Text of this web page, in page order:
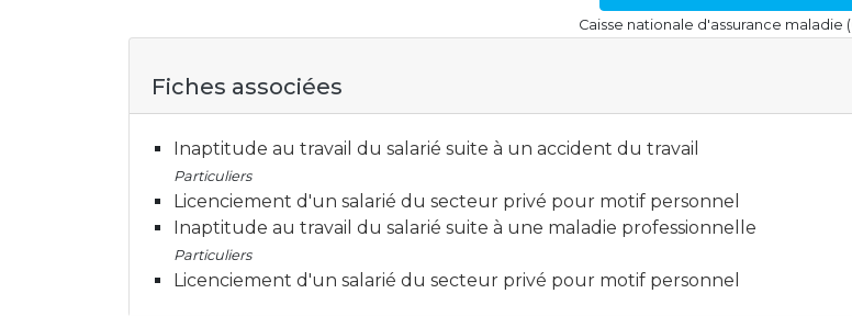
Caisse nationale d'assurance maladie
Fiches associées
Inaptitude au travail du salarié suite à un accident du travail
Particuliers
Licenciement d'un salarié du secteur privé pour motif personnel
Inaptitude au travail du salarié suite à une maladie professionnelle
Particuliers
Licenciement d'un salarié du secteur privé pour motif personnel